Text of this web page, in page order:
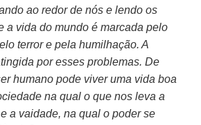
ao redor de nós e lendo os
a vida do mundo é marcada pelo
terror e pela humilhação. A
por esses problemas. De
humano pode viver uma vida boa
na qual o que nos leva a
a vaidade, na qual o poder se